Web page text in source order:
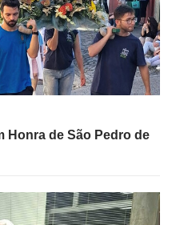
Honra de São Pedro de